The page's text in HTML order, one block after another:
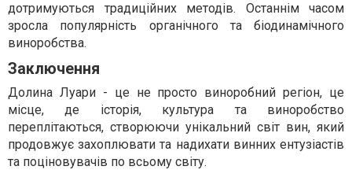
дотримуються традиційних методів. Останнім часом
зросла популярність органічного та біодинамічного
виноробства.
Заключення
Долина Луари - це не просто виноробний регіон, це
місце, де історія, культура та виноробство
переплітаються, створюючи унікальний світ вин, який
продовжує захоплювати та надихати винних ентузіастів
та поціновувачів по всьому світу.